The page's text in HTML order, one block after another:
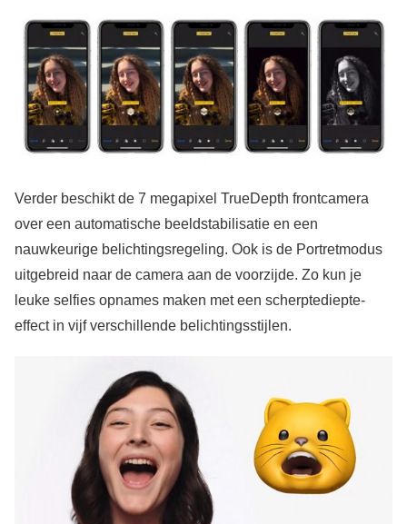
Verder beschikt de 7 megapixel TrueDepth frontcamera
over een automatische beeldstabilisatie en een
nauwkeurige belichtingsregeling. Ook is de Portretmodus
uitgebreid naar de camera aan de voorzijde. Zo kun je
leuke selfies opnames maken met een scherptediepte-
effect in vijf verschillende belichtingsstijlen.